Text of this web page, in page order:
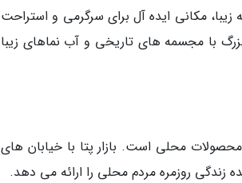
مکانی ایده آل برای سرگرمی و استراحت
با مجسمه های تاریخی و آب نماهای زیبا
محلی است. بازار پتا با خیابان های
زندگی روزمره مردم محلی را ارائه می دهد.